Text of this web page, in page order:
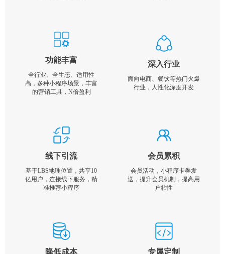
功能丰富
全行业、全生态、适用性
高，多种小程序场景，丰富
的营销工具，N倍盈利
深入行业
面向电商、餐饮等热门火爆
行业，人性化深度开发
线下引流
基于LBS地理位置，共享10
亿用户，连接线下服务，精
准推荐小程序
会员累积
会员活动，小程序卡券发
送，提升会员机制，提高用
户粘性
降低成本 专属定制